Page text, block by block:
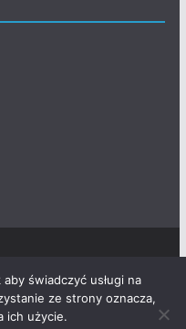
Pielgrzyma Królowej
prawa zastrzeżone.
ThemeGrill. Wspierane
świadczyć usługi na
ze strony oznacza,
ich użycie.